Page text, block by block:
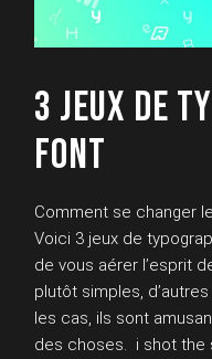
3 JEUX DE
FONT
Comment se changer
Voici 3 jeux de
de vous aérer l’esprit
plutôt simples,
les cas, ils sont
des choses. i shot the